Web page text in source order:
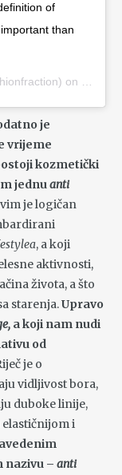
of
than
on Nov
je
vrijeme
kozmetički
jednuanti
je logičan
, a koji
aktivnosti,
života, a što
starenja.Upravo
a koji nam nudi
od
je o
vidljivost bora,
duboke linije,
i
nazivu – anti